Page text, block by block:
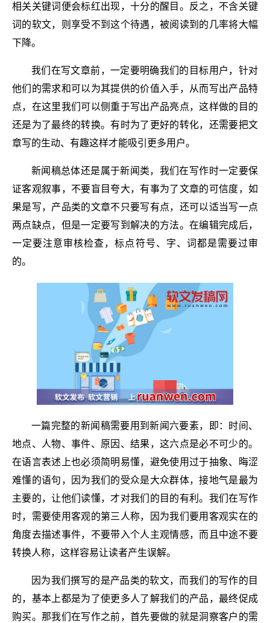
相关关键词便会标红出现，十分的醒目。反之，不含关键
词的软文，则享受不到这个待遇，被阅读到的几率将大幅
下降。
我们在写文章前，一定要明确我们的目标用户，针对
他们的需求和可以为其提供的价值入手，从而写出产品特
点，在这里我们可以侧重于写出产品亮点，这样做的目的
还是为了最终的转换。有时为了更好的转化，还需要把文
章写的生动、有趣这样才能吸引更多用户。
新闻稿总体还是属于新闻类，我们在写作时一定要保
证客观叙事，不要盲目夸大，有事为了文章的可信度，如
果是写，产品类的文章不只要写有点，还可以适当写一点
两点缺点，但是一定要写到解决的方法。在编辑完成后，
一定要注意审核检查，标点符号、字、词都是需要过审
的。
一篇完整的新闻稿需要用到新闻六要素，即：时间、
地点、人物、事件、原因、结果，这六点是必不可少的。
在语言表述上也必须简明易懂，避免使用过于抽象、晦涩
难懂的语句，因为我们的受众是大众群体，接地气是最为
主要的，让他们读懂，才对我们的目的有利。我们在写作
时，需要使用客观的第三人称，因为我们要用客观实在的
角度去描述事件，不要带入个人主观情感，而且中途不要
转换人称，这样容易让读者产生误解。
因为我们撰写的是产品类的软文，而我们的写作的目
的，基本上都是为了使更多人了解我们的产品，最终促成
购买。那我们在写作之前，首先要做的就是洞察客户的需